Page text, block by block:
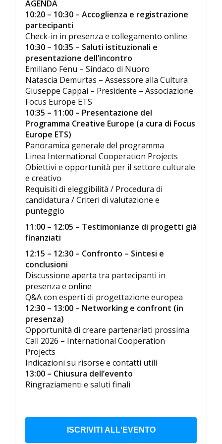
AGENDA
10:20 – 10:30 – Accoglienza e registrazione
partecipanti
Check-in in presenza e collegamento online
10:30 – 10:35 – Saluti istituzionali e
presentazione dell’incontro
Emiliano Fenu – Sindaco di Nuoro
Natascia Demurtas – Assessore alla Cultura
Giuseppe Cappai – Presidente – Associazione
Focus Europe ETS
10:35 – 11:00 – Presentazione del
Programma Creative Europe (a cura di Focus
Europe ETS)
Panoramica generale del programma
Linea International Cooperation Projects
Obiettivi e opportunità per il settore culturale
e creativo
Requisiti di eleggibilità / Procedura di
candidatura / Criteri di valutazione e
punteggio
11:00 – 12:05 – Testimonianze di progetti già
finanziati
12:15 – 12:30 – Confronto – Sintesi e
conclusioni
Discussione aperta tra partecipanti in
presenza e online
Q&A con esperti di progettazione europea
12:30 – 13:00 – Networking e confront (in
presenza)
Opportunità di creare partenariati prossima
Call 2026 – International Cooperation
Projects
Indicazioni su risorse e contatti utili
13:00 – Chiusura dell’evento
Ringraziamenti e saluti finali
ISCRIVITI ALL'EVENTO